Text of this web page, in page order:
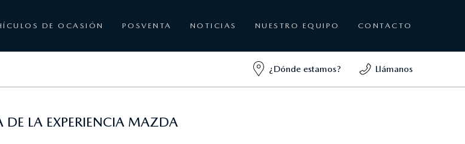
DE OCASIÓN POSVENTA NOTICIAS NUESTRO EQUIPO CONTACTO
¿Dónde estamos? Llámanos
DE LA EXPERIENCIA MAZDA